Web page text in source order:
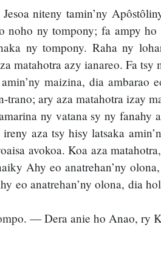
niteny tamin’ny
noho ny tompony; fa ampy
ny tompony. Raha ny
matahotra azy ianareo. Fa
maizina, dia ambarao
trano; ary aza matahotra izay
ny vatana sy ny
aza tsy hisy latsaka
avokoa. Koa aza
Ahy eo anatrehan’ny
eo anatrehan’ny olona, dia
— Dera anie ho Anao, ry